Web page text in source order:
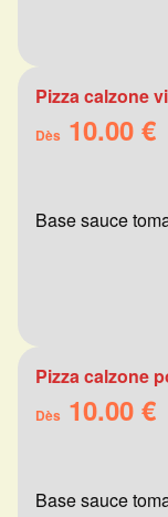
Pizza calzone
Dès 10.00 €
Base sauce
Pizza calzone
Dès 10.00 €
Base sauce